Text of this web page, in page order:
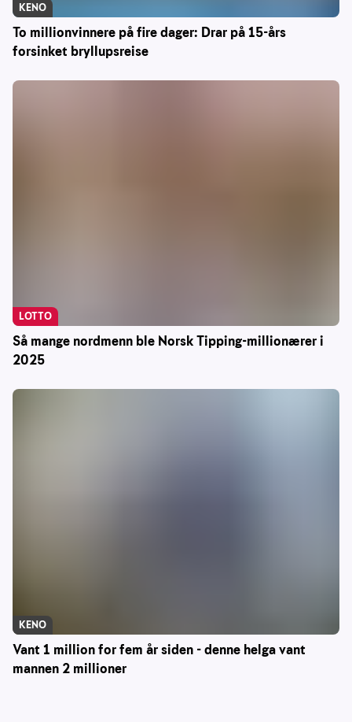
To millionvinnere på fire dager: Drar på 15-års
forsinket bryllupsreise
KENO
Så mange nordmenn ble Norsk Tipping-millionærer i
2025
LOTTO
Vant 1 million for fem år siden - denne helga vant
mannen 2 millioner
KENO